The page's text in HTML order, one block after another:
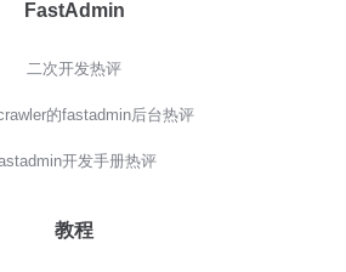
FastAdmin
二次开发热评
的fastadmin后台热评
开发手册热评
教程